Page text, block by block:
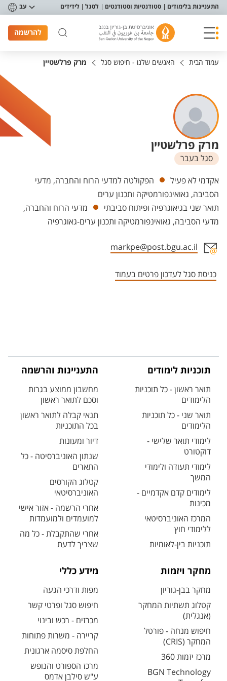
תפריט נגישות
התעניינות בלימודים סטודנטיות וסטודנטים לסגל לידידים עב
להרשמה
עמוד הבית האנשים שלנו - חיפוש סגל מרק פרלשטיין
מרק פרלשטיין
סגל בעבר
יחידות
אקדמי לא פעיל
הפקולטה למדעי הרוח והחברה, מדעי
הסביבה, גאואינפורמטיקה ותכנון ערים
תואר שני בגיאוגרפיה ופיתוח סביבתי
מדעי הרוח והחברה,
מדעי הסביבה, גאואינפורמטיקה ותכנון ערים-גאוגרפיה
markpe@post.bgu.ac.il
כניסת סגל לעדכון פרטים בעמוד
תוכניות לימודים
תואר ראשון - כל תוכניות
הלימודים
תואר שני - כל תוכניות
הלימודים
לימודי תואר שלישי -
דוקטורט
לימודי תעודה ולימודי
המשך
לימודים קדם אקדמיים -
מכינות
המרכז האוניברסיטאי
ללימודי חוץ
תוכניות בין-לאומיות
התעניינות והרשמה
מחשבון ממוצע בגרות
וסכם לתואר ראשון
תנאי קבלה לתואר ראשון
בכל התוכניות
דיור ומעונות
שנתון האוניברסיטה - כל
התארים
קטלוג הקורסים
האוניברסיטאי
אחרי הרשמה - אזור אישי
למועמדים ולמועמדות
אחרי שהתקבלת - כל מה
שצריך לדעת
מחקר ויזמות
מחקר בבן-גוריון
קטלוג תשתיות המחקר
(אנגלית)
חיפוש מנחה - פורטל
המחקר (CRIS)
מרכז יזמות 360
BGN Technology
מידע כללי
מפות ודרכי הגעה
חיפוש סגל ופרטי קשר
מכרזים - רכש ובינוי
קריירה - משרות פתוחות
החלפת סיסמה ארגונית
מרכז הספורט והנופש
ע"ש סילבן אדמס